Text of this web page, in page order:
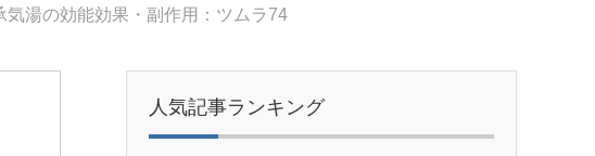
湯の効能効果・副作用：ツムラ74
人気記事ランキング